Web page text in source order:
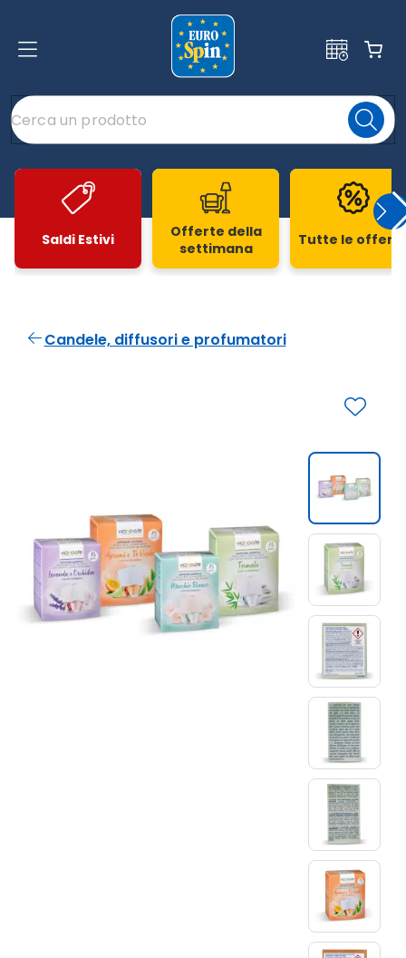
Saldi Estivi
Offerte della
settimana
Tutte le
Candele, diffusori e profumatori